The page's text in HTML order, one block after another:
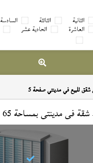
الثانية الثالثة السادسة
العاشرة الحادية عشر
شقق للبيع في مدينتي صفحة 5
شقة فيمدينتيبمساحة 65 م